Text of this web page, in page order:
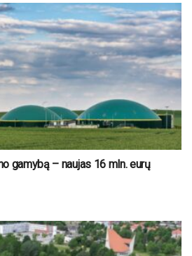
gamybą – naujas 16 mln. eurų